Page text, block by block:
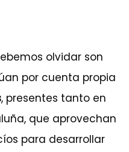
olvidar son
por cuenta propia
, presentes tanto en
que aprovechan
para desarrollar